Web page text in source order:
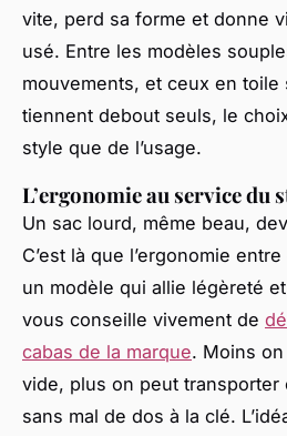
vite, perd sa forme et donne
usé. Entre les modèles
mouvements, et ceux en toile
tiennent debout seuls, le
style que de l’usage.
L’ergonomie au service du
Un sac lourd, même beau,
C’est là que l’ergonomie
un modèle qui allie légèreté
vous conseille vivement de
cabas de la marque. Moins
vide, plus on peut
sans mal de dos à la clé.